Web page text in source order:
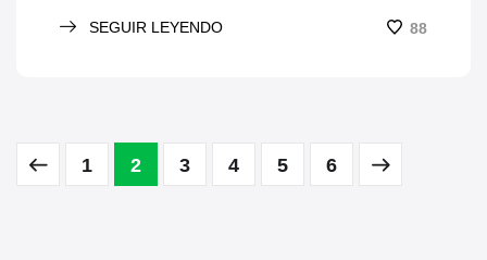
SEGUIR LEYENDO 88
1 2 3 4 5 6